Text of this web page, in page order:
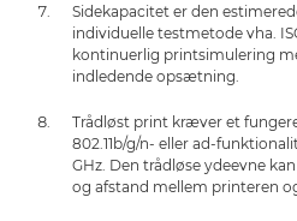
Sidekapacitet er den
individuelle testmetode vha.
kontinuerlig printsimulering
indledende opsætning.
Trådløst print kræver et
802.11b/g/n- eller ad-
GHz. Den trådløse ydeevne
og afstand mellem printeren